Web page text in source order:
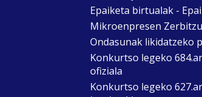
Epaiketa birtualak -
Mikroenpresen
Ondasunak likidatzeko
Konkurtso legeko
ofiziala
Konkurtso legeko